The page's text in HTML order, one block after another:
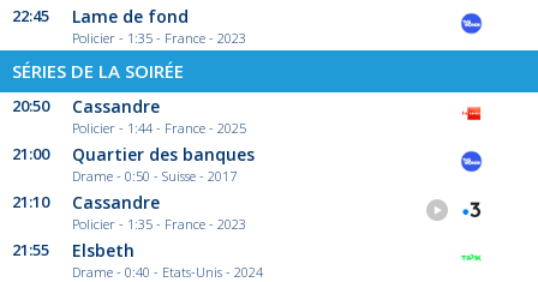
22:45 Lame de fond
Policier - 1:35 - France - 2023
SÉRIES DE LA SOIRÉE
20:50 Cassandre
Policier - 1:44 - France - 2025
21:00 Quartier des banques
Drame - 0:50 - Suisse - 2017
21:10 Cassandre
Policier - 1:35 - France - 2023
21:55 Elsbeth
Drame - 0:40 - Etats-Unis - 2024